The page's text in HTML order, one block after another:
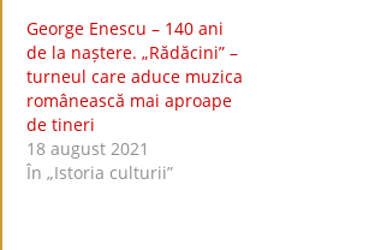
George Enescu – 140 ani
de la naștere. „Rădăcini” –
turneul care aduce muzica
românească mai aproape
de tineri
18 august 2021
În „Istoria culturii”